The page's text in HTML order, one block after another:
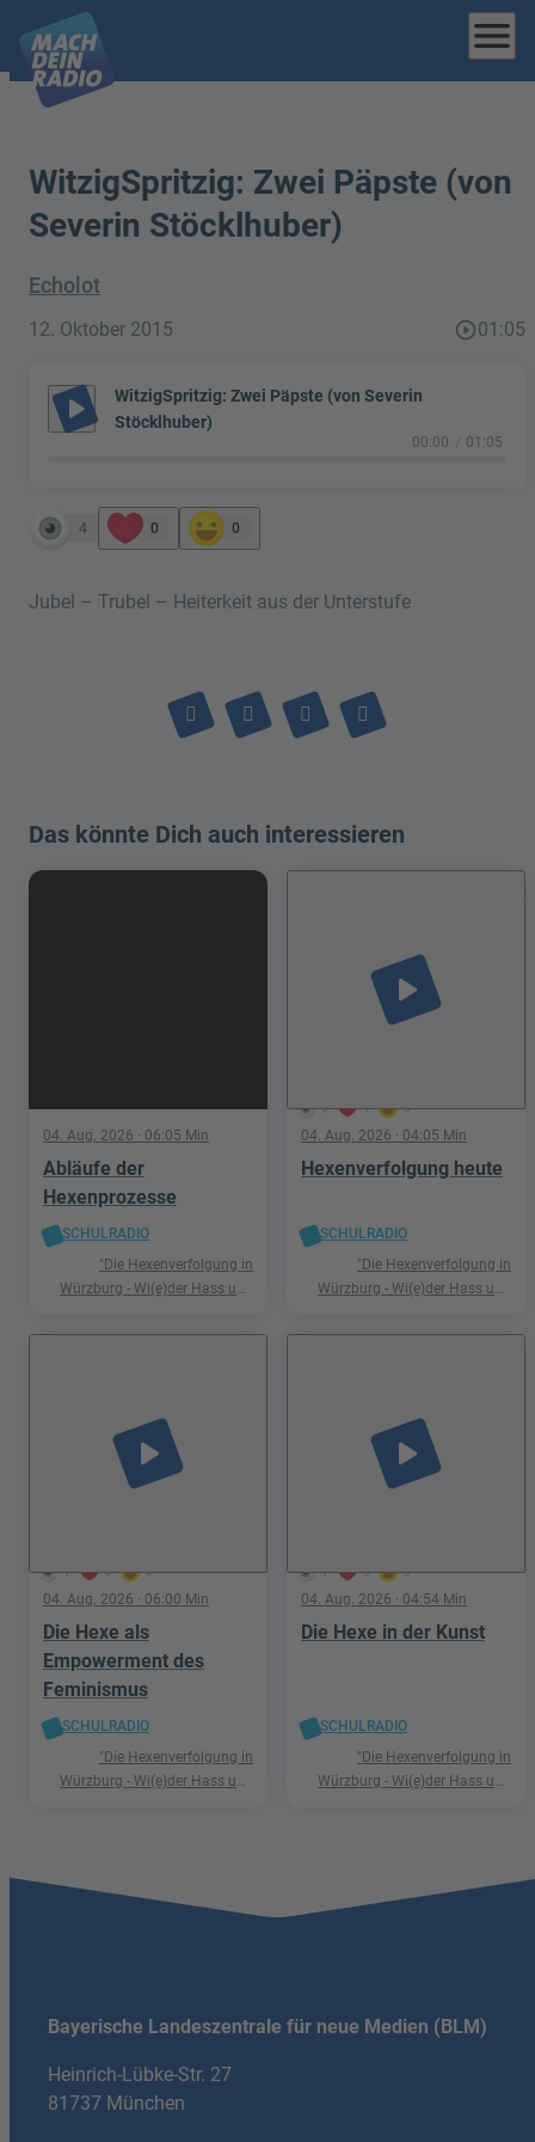
menu
WitzigSpritzig: Zwei Päpste (von
Severin Stöcklhuber)
Echolot
12. Oktober 2015 play_circle_outline01:05
play_arrow
WitzigSpritzig: Zwei Päpste (von Severin
Stöcklhuber)
00:00 01:05
4 0 0
Jubel – Trubel – Heiterkeit aus der Unterstufe
Das könnte Dich auch interessieren
04. Aug. 2026 · 06:05 Min
Abläufe der
Hexenprozesse
SCHULRADIO
"Die Hexenverfolgung in
Würzburg - Wi(e)der Hass und
5 1 0
play_arrow
04. Aug. 2026 · 04:05 Min
Hexenverfolgung heute
SCHULRADIO
"Die Hexenverfolgung in
Würzburg - Wi(e)der Hass und
1 0 0
play_arrow
04. Aug. 2026 · 06:00 Min
Die Hexe als
Empowerment des
Feminismus
SCHULRADIO
"Die Hexenverfolgung in
Würzburg - Wi(e)der Hass und
1 0 0
play_arrow
04. Aug. 2026 · 04:54 Min
Die Hexe in der Kunst
SCHULRADIO
"Die Hexenverfolgung in
Würzburg - Wi(e)der Hass und
Bayerische Landeszentrale für neue Medien (BLM)
Heinrich-Lübke-Str. 27
81737 München